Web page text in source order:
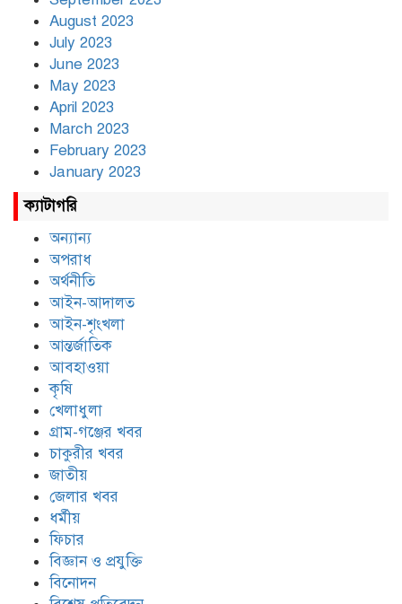
August 2023
July 2023
June 2023
May 2023
April 2023
March 2023
February 2023
January 2023
ক্যাটাগরি
অন্যান্য
অপরাধ
অর্থনীতি
আইন-আদালত
আইন-শৃংখলা
আন্তর্জাতিক
আবহাওয়া
কৃষি
খেলাধুলা
গ্রাম-গঞ্জের খবর
চাকুরীর খবর
জাতীয়
জেলার খবর
ধর্মীয়
ফিচার
বিজ্ঞান ও প্রযুক্তি
বিনোদন